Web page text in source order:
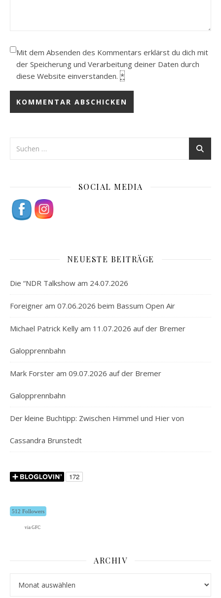
Mit dem Absenden des Kommentars erklärst du dich mit
der Speicherung und Verarbeitung deiner Daten durch
diese Website einverstanden. *
SOCIAL MEDIA
NEUESTE BEITRÄGE
Die “NDR Talkshow am 24.07.2026
Foreigner am 07.06.2026 beim Bassum Open Air
Michael Patrick Kelly am 11.07.2026 auf der Bremer
Galopprennbahn
Mark Forster am 09.07.2026 auf der Bremer
Galopprennbahn
Der kleine Buchtipp: Zwischen Himmel und Hier von
Cassandra Brunstedt
512 Followers
via GFC
ARCHIV